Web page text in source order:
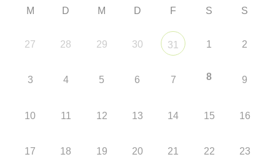
M D M D F S S
27 28 29 30 31 1 2
3 4 5 6 7 8 9
10 11 12 13 14 15 16
17 18 19 20 21 22 23